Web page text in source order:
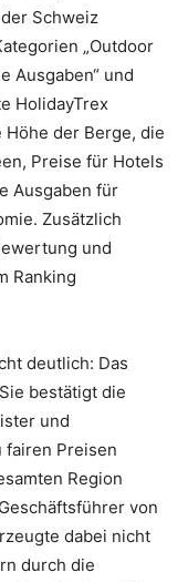
Schweiz
„Outdoor
Ausgaben“ und
HolidayTrex
der Berge, die
Preise für Hotels
Ausgaben für
Zusätzlich
und
Ranking
deutlich: Das
bestätigt die
und
fairen Preisen
Region
von
dabei nicht
durch die